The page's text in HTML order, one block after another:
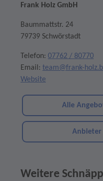
Frank Holz GmbH
Baummattstr. 24
79739 Schwörstadt
Telefon: 07762 / 80770
Email: team@frank-
Website
Alle
Weitere